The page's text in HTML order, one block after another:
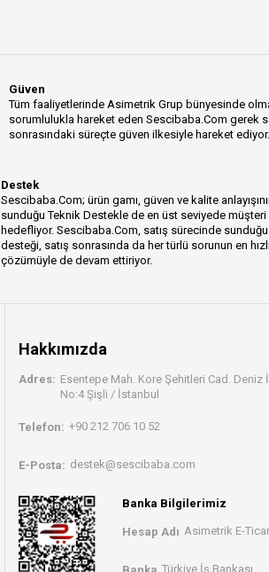
Güven
Tüm faaliyetlerinde Asimetrik Grup bünyesinde
sorumlulukla hareket eden Sescibaba.Com gerek
sonrasındaki süreçte güven ilkesiyle hareket ediyor.
Destek
Sescibaba.Com; ürün gamı, güven ve kalite
sunduğu Teknik Destekle de en üst seviyede
hedefliyor. Sescibaba.Com, satış sürecinde
desteği, satış sonrasında da her türlü sorunun en
çözümüyle de devam ettiriyor.
Hakkımızda
Adres: Esentepe Mah. Kore Şehitleri Cad. Deniz
No:4 Şişli / İstanbul
Telefon: +90 212 706 10 52
E-Posta: destek@sescibaba.com
Banka Bilgilerimiz
Hesap Adı Asimetrik E-
Türkiye İş Bankası